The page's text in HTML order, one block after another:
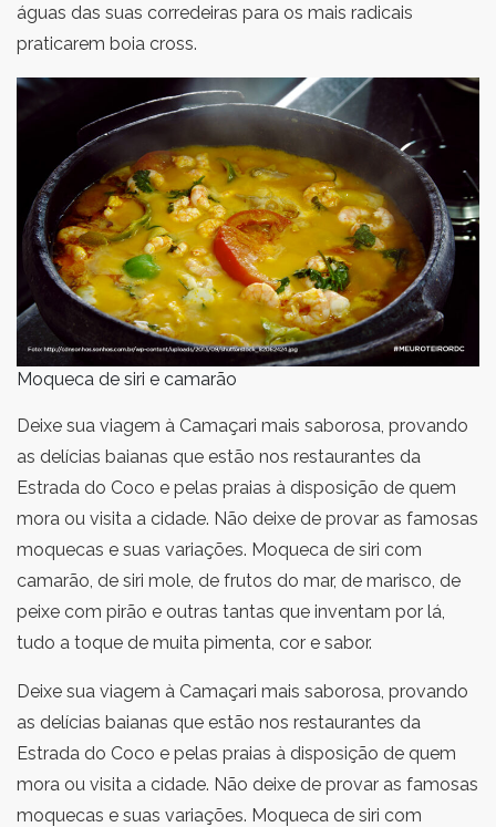
águas das suas corredeiras para os mais radicais
praticarem boia cross.
Moqueca de siri e camarão
Deixe sua viagem à Camaçari mais saborosa, provando
as delícias baianas que estão nos restaurantes da
Estrada do Coco e pelas praias à disposição de quem
mora ou visita a cidade. Não deixe de provar as famosas
moquecas e suas variações. Moqueca de siri com
camarão, de siri mole, de frutos do mar, de marisco, de
peixe com pirão e outras tantas que inventam por lá,
tudo a toque de muita pimenta, cor e sabor.
Deixe sua viagem à Camaçari mais saborosa, provando
as delícias baianas que estão nos restaurantes da
Estrada do Coco e pelas praias à disposição de quem
mora ou visita a cidade. Não deixe de provar as famosas
moquecas e suas variações. Moqueca de siri com